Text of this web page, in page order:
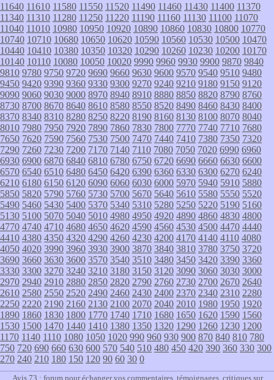
11640 11610 11580 11550 11520 11490 11460 11430 11400 11370
11340 11310 11280 11250 11220 11190 11160 11130 11100 11070
11040 11010 10980 10950 10920 10890 10860 10830 10800 10770
10740 10710 10680 10650 10620 10590 10560 10530 10500 10470
10440 10410 10380 10350 10320 10290 10260 10230 10200 10170
10140 10110 10080 10050 10020 9990 9960 9930 9900 9870 9840
9810 9780 9750 9720 9690 9660 9630 9600 9570 9540 9510 9480
9450 9420 9390 9360 9330 9300 9270 9240 9210 9180 9150 9120
9090 9060 9030 9000 8970 8940 8910 8880 8850 8820 8790 8760
8730 8700 8670 8640 8610 8580 8550 8520 8490 8460 8430 8400
8370 8340 8310 8280 8250 8220 8190 8160 8130 8100 8070 8040
8010 7980 7950 7920 7890 7860 7830 7800 7770 7740 7710 7680
7650 7620 7590 7560 7530 7500 7470 7440 7410 7380 7350 7320
7290 7260 7230 7200 7170 7140 7110 7080 7050 7020 6990 6960
6930 6900 6870 6840 6810 6780 6750 6720 6690 6660 6630 6600
6570 6540 6510 6480 6450 6420 6390 6360 6330 6300 6270 6240
6210 6180 6150 6120 6090 6060 6030 6000 5970 5940 5910 5880
5850 5820 5790 5760 5730 5700 5670 5640 5610 5580 5550 5520
5490 5460 5430 5400 5370 5340 5310 5280 5250 5220 5190 5160
5130 5100 5070 5040 5010 4980 4950 4920 4890 4860 4830 4800
4770 4740 4710 4680 4650 4620 4590 4560 4530 4500 4470 4440
4410 4380 4350 4320 4290 4260 4230 4200 4170 4140 4110 4080
4050 4020 3990 3960 3930 3900 3870 3840 3810 3780 3750 3720
3690 3660 3630 3600 3570 3540 3510 3480 3450 3420 3390 3360
3330 3300 3270 3240 3210 3180 3150 3120 3090 3060 3030 3000
2970 2940 2910 2880 2850 2820 2790 2760 2730 2700 2670 2640
2610 2580 2550 2520 2490 2460 2430 2400 2370 2340 2310 2280
2250 2220 2190 2160 2130 2100 2070 2040 2010 1980 1950 1920
1890 1860 1830 1800 1770 1740 1710 1680 1650 1620 1590 1560
1530 1500 1470 1440 1410 1380 1350 1320 1290 1260 1230 1200
1170 1140 1110 1080 1050 1020 990 960 930 900 870 840 810 780
750 720 690 660 630 600 570 540 510 480 450 420 390 360 330 300
270 240 210 180 150 120 90 60 30 0
Avis 73 : forum pour échanger vos commentaires, témoignages, critiques sur